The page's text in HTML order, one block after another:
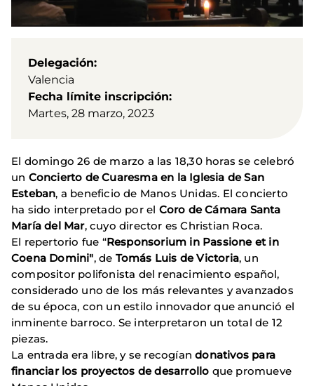
Delegación
Valencia
Fecha límite inscripción
Martes, 28 marzo, 2023
El domingo 26 de marzo a las 18,30 horas se celebró
un Concierto de Cuaresma en la Iglesia de San
Esteban, a beneficio de Manos Unidas. El concierto
ha sido interpretado por el Coro de Cámara Santa
María del Mar, cuyo director es Christian Roca.
El repertorio fue “Responsorium in Passione et in
Coena Domini", de Tomás Luis de Victoria, un
compositor polifonista del renacimiento español,
considerado uno de los más relevantes y avanzados
de su época, con un estilo innovador que anunció el
inminente barroco. Se interpretaron un total de 12
piezas.
La entrada era libre, y se recogíandonativos para
financiar los proyectos de desarrollo que promueve